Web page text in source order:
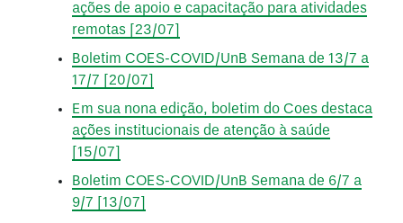
ações de apoio e capacitação para atividades
remotas [23/07]
Boletim COES-COVID/UnB Semana de 13/7 a
17/7 [20/07]
Em sua nona edição, boletim do Coes destaca
ações institucionais de atenção à saúde
[15/07]
Boletim COES-COVID/UnB Semana de 6/7 a
9/7 [13/07]